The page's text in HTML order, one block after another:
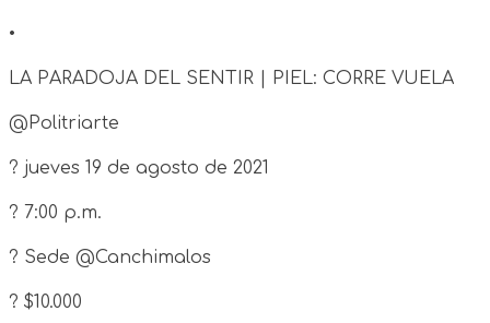
•
LA PARADOJA DEL SENTIR | PIEL: CORRE VUELA
@Politriarte
? jueves 19 de agosto de 2021
? 7:00 p.m.
? Sede @Canchimalos
? $10.000